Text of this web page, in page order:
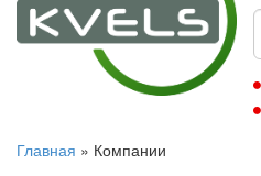
Главная » Компании